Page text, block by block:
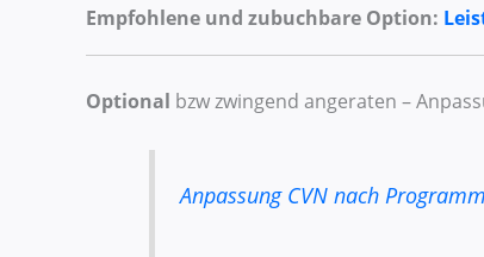
Empfohlene und zubuchbare Option:
Optional bzw zwingend angeraten –
Anpassung CVN nach